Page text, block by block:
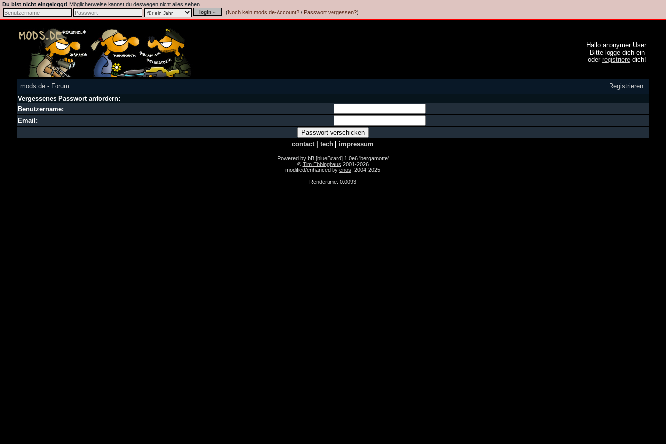
Du bist nicht eingeloggt! Möglicherweise kannst du deswegen nicht alles sehen.
(Noch kein mods.de-Account? / Passwort vergessen?)
Hallo anonymer User.
Bitte logge dich ein
oder registriere dich!
mods.de - Forum
Registrieren
Vergessenes Passwort anfordern:
Benutzername:
Email:
contact| tech impressum
Powered by bB [blueBoard] 1.0e6 'bergamotte'
© Tim Ebbinghaus 2001-2026
modified/enhanced by enos , 2004-2025
Rendertime: 0.0093